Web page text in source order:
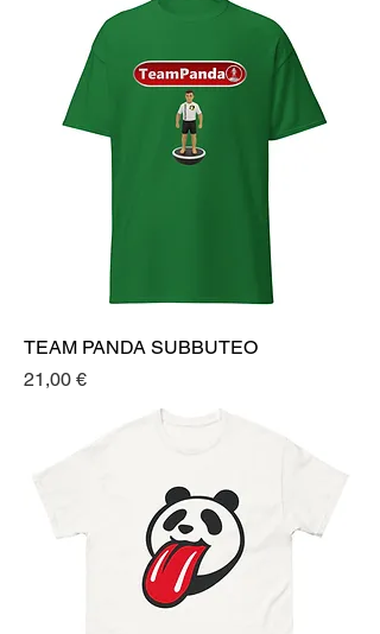
TEAM PANDA SUBBUTEO
Prezzo
21,00 €